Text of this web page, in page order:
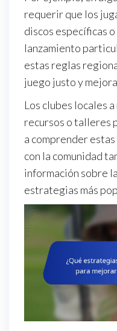
requerir que los
discos específicas
lanzamiento
estas reglas
juego justo y
Los clubes locales
recursos o talleres
a comprender
con la comunidad
información sobre
estrategias más